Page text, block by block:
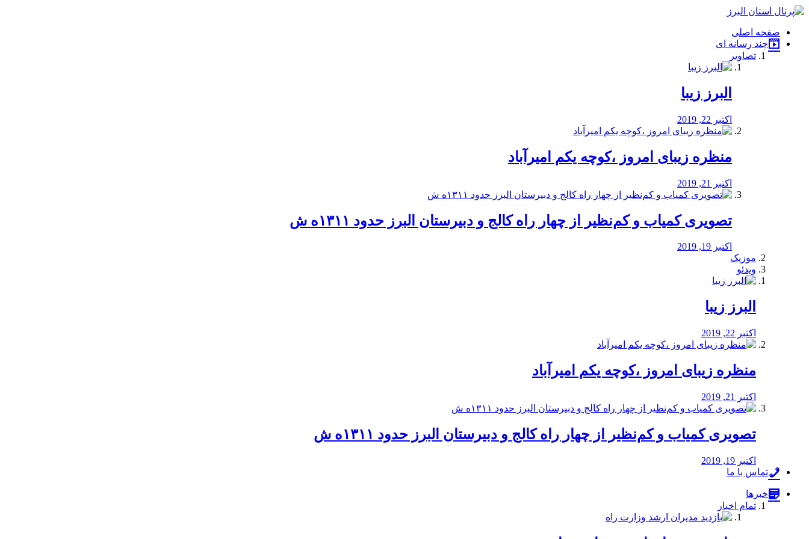
فصد
شرق
تهران
خشکشویی
صفحه اصلی
چند رسانه ای
تصاویر
البرز زیبا
اکتبر 22, 2019
منظره‌‌ زیبای امروز ،کوچه یکم امیرآباد
اکتبر 21, 2019
️تصویری کمیاب و کم‌نظیر از چهار راه كالج و دبيرستان البرز حدود ۱۳۱۱ه ش
اکتبر 19, 2019
موزیک
ویدئو
البرز زیبا
اکتبر 22, 2019
منظره‌‌ زیبای امروز ،کوچه یکم امیرآباد
اکتبر 21, 2019
️تصویری کمیاب و کم‌نظیر از چهار راه كالج و دبيرستان البرز حدود ۱۳۱۱ه ش
اکتبر 19, 2019
تماس با ما
خبرها
تمام اخبار